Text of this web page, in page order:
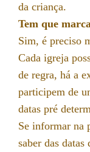
da criança.
Tem que
Sim, é preciso
Cada igreja
de regra, há a
participem de
datas pré
Se informar na
saber das